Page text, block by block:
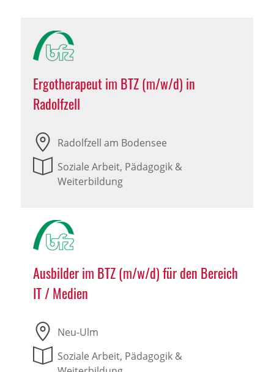
Ergotherapeut im BTZ (m/w/d) in
Radolfzell
Radolfzell am Bodensee
Soziale Arbeit, Pädagogik &
Weiterbildung
Ausbilder im BTZ (m/w/d) für den Bereich
IT / Medien
Neu-Ulm
Soziale Arbeit, Pädagogik &